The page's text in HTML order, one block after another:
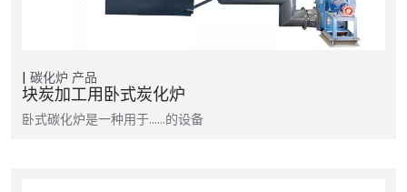
碳化炉 产品
块炭加工用卧式炭化炉
卧式碳化炉是一种用于……的设备